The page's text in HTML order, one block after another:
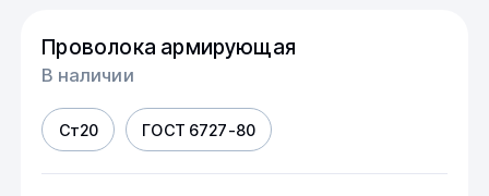
Проволока армирующая
В наличии
Ст20 ГОСТ 6727-80